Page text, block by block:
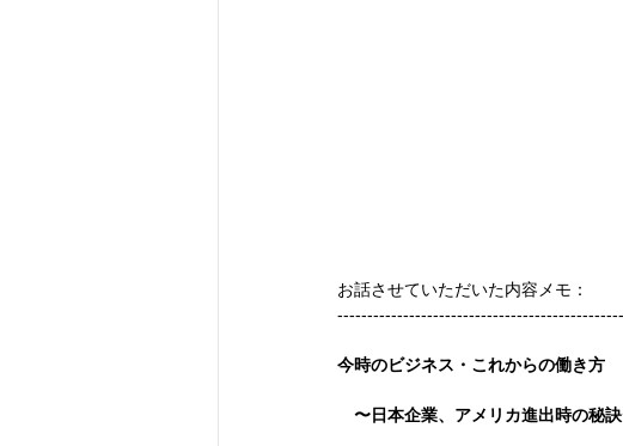
お話させていただいた内容メモ：
今時のビジネス・これからの働き方
〜日本企業、アメリカ進出時の秘